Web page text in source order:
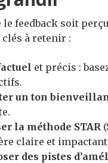
le feedback soit
à retenir :
et précis :
un ton
la méthode STAR
claire et
des pistes